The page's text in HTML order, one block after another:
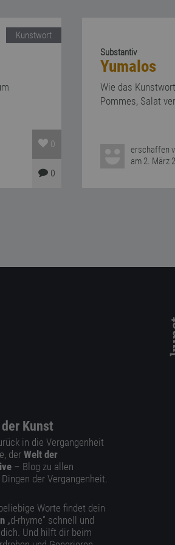
Kunstwort
0
0
Substantiv
Yumalos
Wie das
Pommes, Salat
erschaffen
am 2. März
Kunst
in die Vergangenheit
der Welt der
– Blog zu allen
der Vergangenheit.
Worte findet dein
„d-rhyme” schnell und
Und hilft dir beim